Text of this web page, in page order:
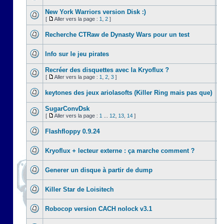
New York Warriors version Disk :)
[ Aller vers la page : 1 2 ]
Recherche CTRaw de Dynasty Wars pour un test
Info sur le jeu pirates
Recréer des disquettes avec la Kryoflux ?
[ Aller vers la page : 1 2 3 ]
keytones des jeux ariolasofts (Killer Ring mais pas que)
SugarConvDsk
[ Aller vers la page : 1 12 13 14 ]
Flashfloppy 0.9.24
Kryoflux + lecteur externe : ça marche comment ?
Generer un disque à partir de dump
Killer Star de Loisitech
Robocop version CACH nolock v3.1